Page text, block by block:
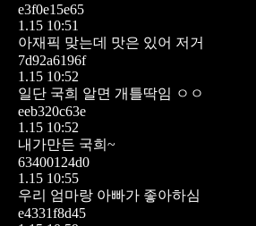
e3f0e15e65
1.15 10:51
아재픽 맞는데 맛은 있어 저거
7d92a6196f
1.15 10:52
일단 국희 알면 개틀딱임 ㅇㅇ
eeb320c63e
1.15 10:52
내가만든 국희~
63400124d0
1.15 10:55
우리 엄마랑 아빠가 좋아하심
e4331f8d45